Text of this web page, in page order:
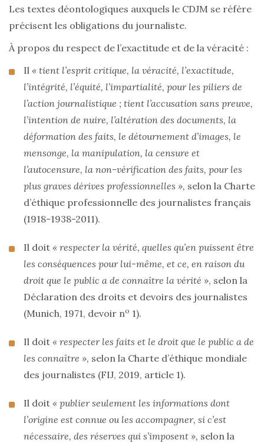
Les textes déontologiques auxquels le CDJM se réfère
précisent les obligations du journaliste.
À propos du respect de l’exactitude et de la véracité :
Il « tient l’esprit critique, la véracité, l’exactitude,
l’intégrité, l’équité, l’impartialité, pour les piliers de
l’action journalistique ; tient l’accusation sans preuve,
l’intention de nuire, l’altération des documents, la
déformation des faits, le détournement d’images, le
mensonge, la manipulation, la censure et
l’autocensure, la non-vérification des faits, pour les
plus graves dérives professionnelles », selon la Charte
d’éthique professionnelle des journalistes français
(1918-1938-2011).
Il doit « respecter la vérité, quelles qu’en puissent être
les conséquences pour lui-même, et ce, en raison du
droit que le public a de connaître la vérité », selon la
Déclaration des droits et devoirs des journalistes
(Munich, 1971, devoir no 1).
Il doit « respecter les faits et le droit que le public a de
les connaître », selon la Charte d’éthique mondiale
des journalistes (FIJ, 2019, article 1).
Il doit « publier seulement les informations dont
l’origine est connue ou les accompagner, si c’est
nécessaire, des réserves qui s’imposent », selon la